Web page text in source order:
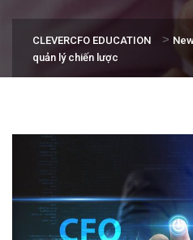
CLEVERCFO EDUCATION >
quản lý chiến lược